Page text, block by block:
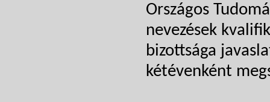
Országos
nevezések
bizottsága
kétévenként